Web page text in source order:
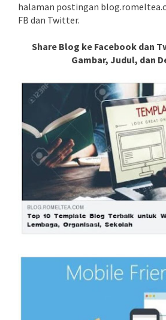
halaman postingan
FB dan Twitter.
Share Blog ke Facebook dan
Gambar, Judul, dan